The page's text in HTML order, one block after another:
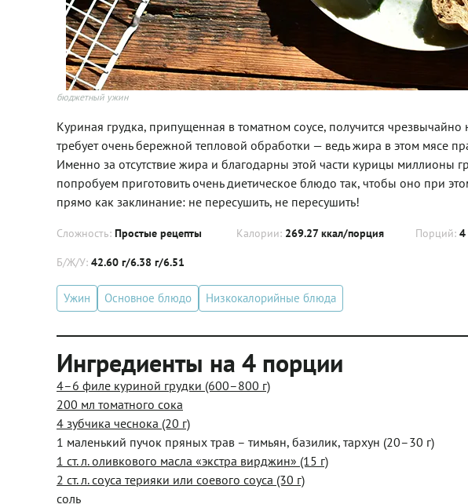
бюджетный ужин
Куриная грудка, припущенная в томатном соусе, получится
требует очень бережной тепловой обработки — ведь жира в этом мясе
Именно за отсутствие жира и благодарны этой части курицы миллионы
попробуем приготовить очень диетическое блюдо так, чтобы оно при
прямо как заклинание: не пересушить, не пересушить!
Сложность: Простые рецепты Калории: 269.27 ккал/порция Порций: 4
Б/Ж/У: 42.60 г/6.38 г/6.51
Ужин Основное блюдо Низкокалорийные блюда
Ингредиенты на 4 порции
4–6 филе куриной грудки (600–800 г)
200 мл томатного сока
4 зубчика чеснока (20 г)
1 маленький пучок пряных трав – тимьян, базилик, тархун (20–30 г)
1 ст. л. оливкового масла «экстра вирджин» (15 г)
2 ст. л. соуса терияки или соевого соуса (30 г)
соль